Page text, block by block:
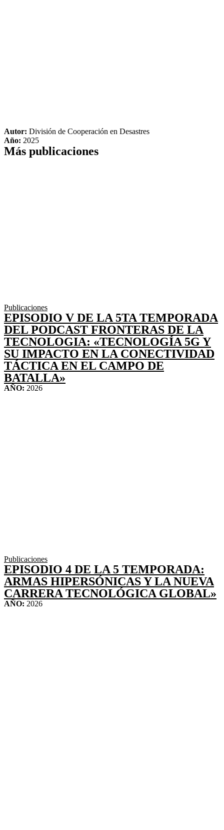
Autor: División de Cooperación en Desastres
Año: 2025
Más publicaciones
Publicaciones
EPISODIO V DE LA 5TA TEMPORADA
DEL PODCAST FRONTERAS DE LA
TECNOLOGIA: «TECNOLOGÍA 5G Y
SU IMPACTO EN LA CONECTIVIDAD
TÁCTICA EN EL CAMPO DE
BATALLA»
AÑO: 2026
Publicaciones
EPISODIO 4 DE LA 5 TEMPORADA:
ARMAS HIPERSÓNICAS Y LA NUEVA
CARRERA TECNOLÓGICA GLOBAL»
AÑO: 2026